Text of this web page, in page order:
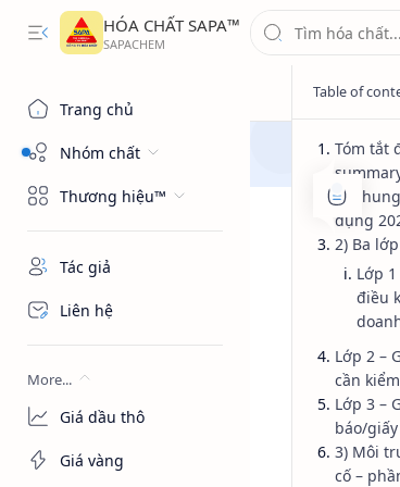
HÓA CHẤT SAPA™
Trang chủ
Nhóm chất
Thương hiệu™
Tác giả
Liên hệ
More...
Giá dầu thô
Giá vàng
Tóm tắt
1)
dụng
2) Ba
Lớp
điều
Lớp 2 –
cần
Lớp 3 –
báo/
3) Môi
cố –